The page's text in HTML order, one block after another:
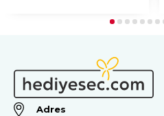
Adres